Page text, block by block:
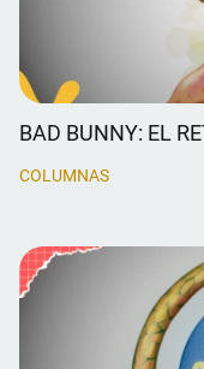
BAD BUNNY: EL
COLUMNAS